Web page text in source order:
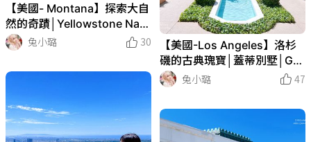
【美國- Montana】探索大自
然的奇蹟│Yellowstone Nati
onal Park│黃石國家公園
兔小璐 30
【美國-Los Angeles】洛杉
磯的古典瑰寶│蓋蒂別墅│Get
ty Villa兔小璐 47